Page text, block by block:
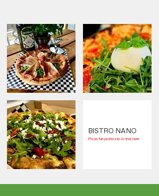
BISTRO NANO
Pizza Napolitaine Artisanale